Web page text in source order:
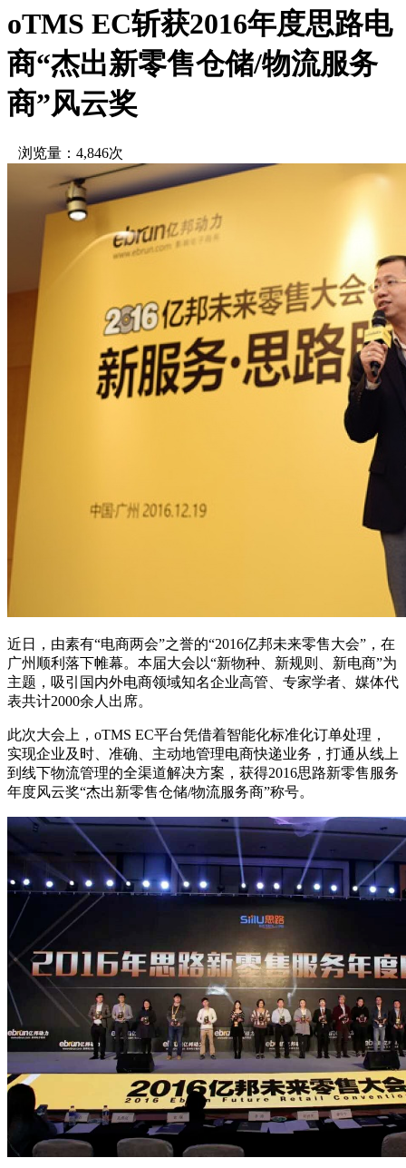
oTMS EC斩获2016年度思路电
商“杰出新零售仓储/物流服务
商”风云奖
浏览量：4,846次
近日，由素有“电商两会”之誉的“2016亿邦未来零售大会”，在
广州顺利落下帷幕。本届大会以“新物种、新规则、新电商”为
主题，吸引国内外电商领域知名企业高管、专家学者、媒体代
表共计2000余人出席。
此次大会上，oTMS EC平台凭借着智能化标准化订单处理，
实现企业及时、准确、主动地管理电商快递业务，打通从线上
到线下物流管理的全渠道解决方案，获得2016思路新零售服务
年度风云奖“杰出新零售仓储/物流服务商”称号。